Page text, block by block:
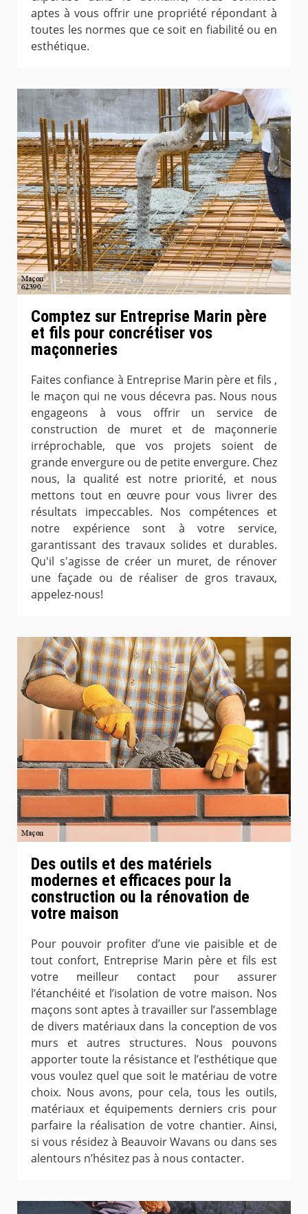
aptes à vous offrir une propriété répondant à
toutes les normes que ce soit en fiabilité ou en
esthétique.
Comptez sur Entreprise Marin père
et fils pour concrétiser vos
maçonneries
Faites confiance à Entreprise Marin père et fils ,
le maçon qui ne vous décevra pas. Nous nous
engageons à vous offrir un service de
construction de muret et de maçonnerie
irréprochable, que vos projets soient de
grande envergure ou de petite envergure. Chez
nous, la qualité est notre priorité, et nous
mettons tout en œuvre pour vous livrer des
résultats impeccables. Nos compétences et
notre expérience sont à votre service,
garantissant des travaux solides et durables.
Qu'il s'agisse de créer un muret, de rénover
une façade ou de réaliser de gros travaux,
appelez-nous!
Des outils et des matériels
modernes et efficaces pour la
construction ou la rénovation de
votre maison
Pour pouvoir profiter d’une vie paisible et de
tout confort, Entreprise Marin père et fils est
votre meilleur contact pour assurer
l’étanchéité et l’isolation de votre maison. Nos
maçons sont aptes à travailler sur l’assemblage
de divers matériaux dans la conception de vos
murs et autres structures. Nous pouvons
apporter toute la résistance et l’esthétique que
vous voulez quel que soit le matériau de votre
choix. Nous avons, pour cela, tous les outils,
matériaux et équipements derniers cris pour
parfaire la réalisation de votre chantier. Ainsi,
si vous résidez à Beauvoir Wavans ou dans ses
alentours n’hésitez pas à nous contacter.